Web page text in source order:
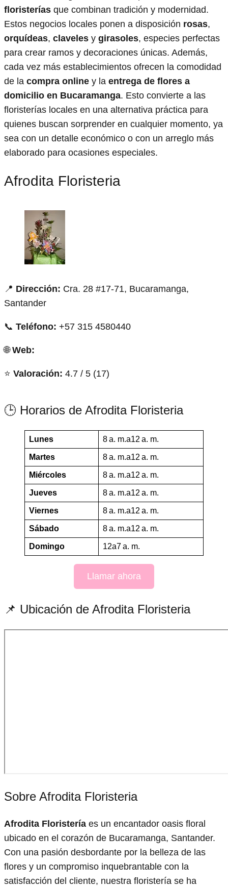
floristerías que combinan tradición y modernidad.
Estos negocios locales ponen a disposición rosas,
orquídeas, claveles y girasoles, especies perfectas
para crear ramos y decoraciones únicas. Además,
cada vez más establecimientos ofrecen la comodidad
de la compra online y la entrega de flores a
domicilio en Bucaramanga. Esto convierte a las
floristerías locales en una alternativa práctica para
quienes buscan sorprender en cualquier momento, ya
sea con un detalle económico o con un arreglo más
elaborado para ocasiones especiales.
Afrodita Floristeria
📍 Dirección: Cra. 28 #17-71, Bucaramanga,
Santander
📞 Teléfono: +57 315 4580440
🌐Web:
⭐ Valoración: 4.7 / 5 (17)
🕒 Horarios de Afrodita Floristeria
Lunes 8 a. m.a12 a. m.
Martes 8 a. m.a12 a. m.
Miércoles 8 a. m.a12 a. m.
Jueves 8 a. m.a12 a. m.
Viernes 8 a. m.a12 a. m.
Sábado 8 a. m.a12 a. m.
Domingo 12a7 a. m.
Llamar ahora
📌 Ubicación de Afrodita Floristeria
Sobre Afrodita Floristeria
Afrodita Floristería es un encantador oasis floral
ubicado en el corazón de Bucaramanga, Santander.
Con una pasión desbordante por la belleza de las
flores y un compromiso inquebrantable con la
satisfacción del cliente, nuestra floristería se ha